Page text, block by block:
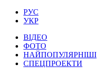
РУС
УКР
ВІДЕО
ФОТО
НАЙПОПУЛЯРНІШІ
СПЕЦПРОЕКТИ